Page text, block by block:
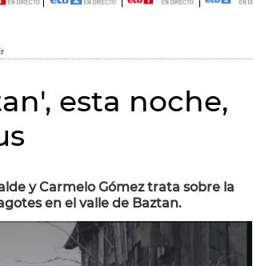
esta noche,
y Carmelo Gómez trata sobre la
en el valle de Baztan.